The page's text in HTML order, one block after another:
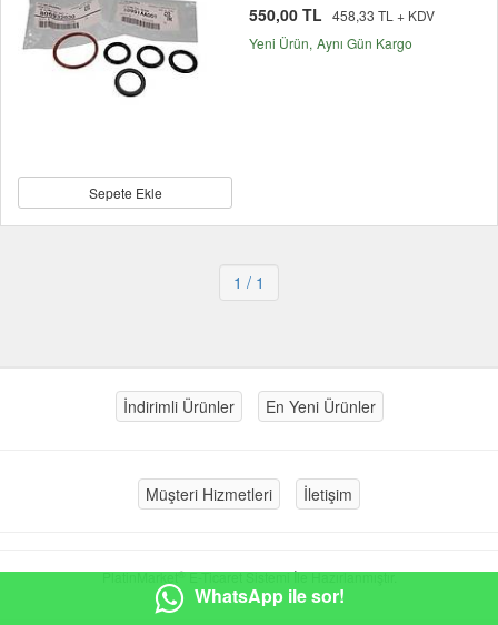
Sepete Ekle
550,00 TL 458,33 TL + KDV
Yeni Ürün Aynı Gün Kargo
1 / 1
İndirimli Ürünler En Yeni Ürünler
Müşteri Hizmetleri İletişim
PlatinMarket®E-Ticaret Sistemiİle Hazırlanmıştır.
WhatsApp ile sor!